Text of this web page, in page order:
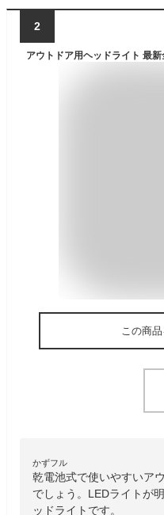
2
この商
かずフル
乾電池式で使いやすいア
でしょう。LEDライトが
ッドライトです。